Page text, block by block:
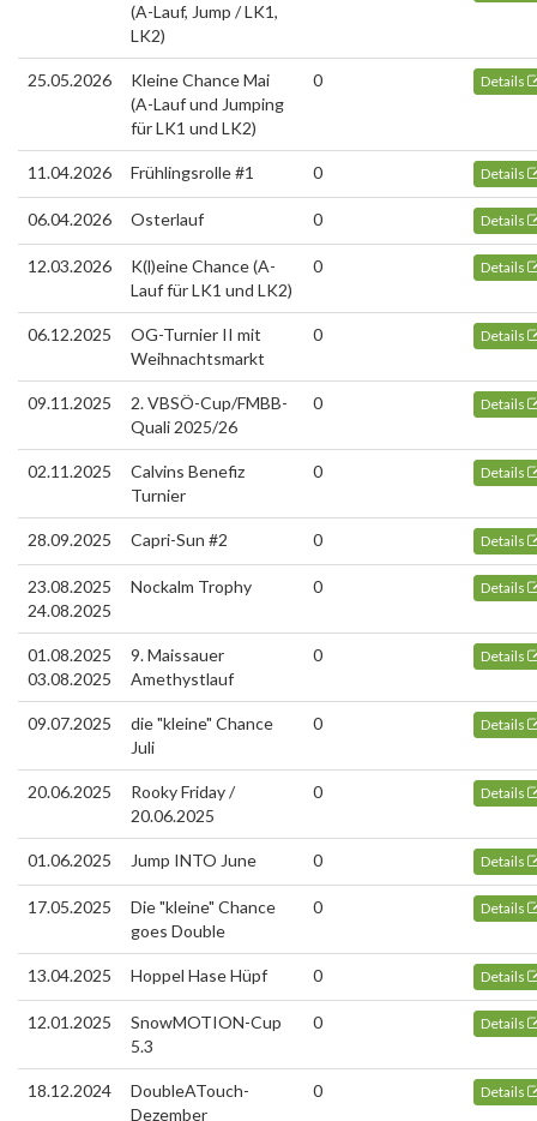
(A-Lauf, Jump / LK1,
LK2)
25.05.2026
Kleine Chance Mai
(A-Lauf und Jumping
für LK1 und LK2)
0 Details
11.04.2026 Frühlingsrolle #1 0 Details
06.04.2026 Osterlauf 0 Details
12.03.2026
K(l)eine Chance (A-
Lauf für LK1 und LK2)
0 Details
06.12.2025
OG-Turnier II mit
Weihnachtsmarkt
0 Details
09.11.2025
2. VBSÖ-Cup/FMBB-
Quali 2025/26
0 Details
02.11.2025
Calvins Benefiz
Turnier
0 Details
28.09.2025 Capri-Sun #2 0 Details
23.08.2025
24.08.2025
Nockalm Trophy 0 Details
01.08.2025
03.08.2025
9. Maissauer
Amethystlauf
0 Details
09.07.2025
die "kleine" Chance
Juli
0 Details
20.06.2025
Rooky Friday /
20.06.2025
0 Details
01.06.2025 Jump INTO June 0 Details
17.05.2025
Die "kleine" Chance
goes Double
0 Details
13.04.2025 Hoppel Hase Hüpf 0 Details
12.01.2025
SnowMOTION-Cup
5.3
0 Details
18.12.2024
DoubleATouch-
Dezember
0 Details